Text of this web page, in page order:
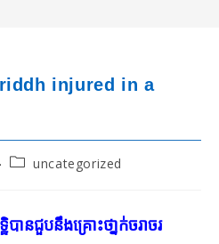
injured in a
Postuncategorized
បានជួបនឹងគ្រោះថា្នក់ចរាចរ